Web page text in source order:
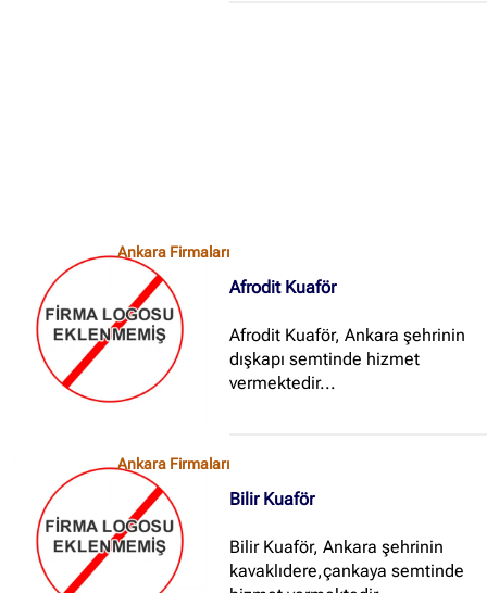
Ankara Firmaları
Afrodit Kuaför
Afrodit Kuaför, Ankara şehrinin
dışkapı semtinde hizmet
vermektedir...
Ankara Firmaları
Bilir Kuaför
Bilir Kuaför, Ankara şehrinin
kavaklıdere,çankaya semtinde